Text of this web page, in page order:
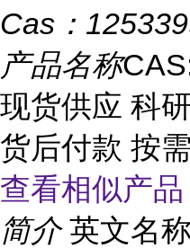
Cas：
产品名称
现货供应 科
货后付款 按
查看相似产
简介 英文名